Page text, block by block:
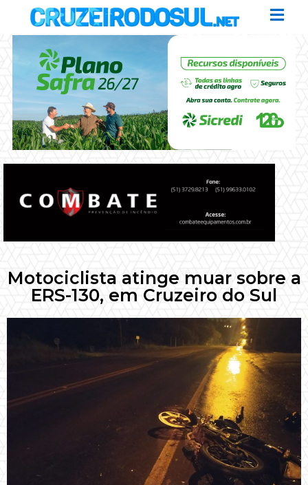
Motociclista atinge muar sobre a
ERS-130, em Cruzeiro do Sul